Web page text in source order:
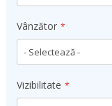
Vânzător
Vizibilitate